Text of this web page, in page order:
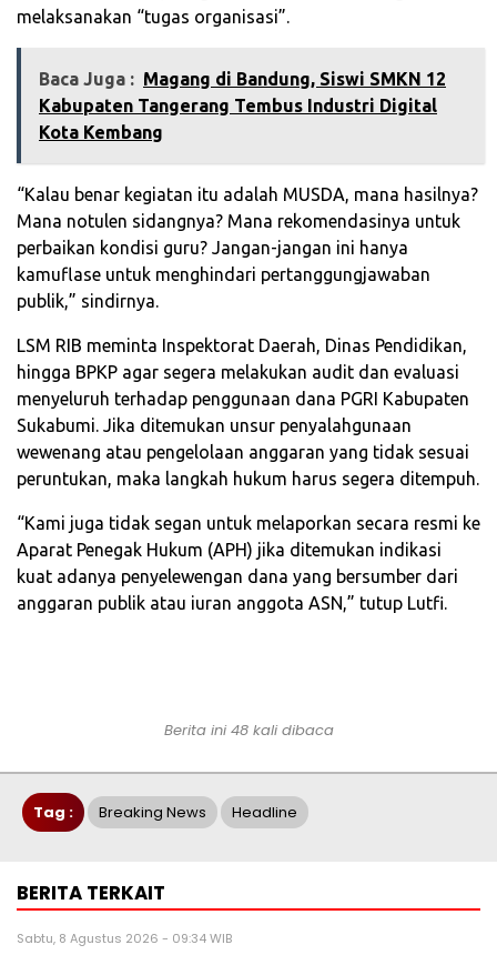
melaksanakan “tugas organisasi”.
Baca Juga : Magang di Bandung, Siswi SMKN 12
Kabupaten Tangerang Tembus Industri Digital
Kota Kembang
“Kalau benar kegiatan itu adalah MUSDA, mana hasilnya?
Mana notulen sidangnya? Mana rekomendasinya untuk
perbaikan kondisi guru? Jangan-jangan ini hanya
kamuflase untuk menghindari pertanggungjawaban
publik,” sindirnya.
LSM RIB meminta Inspektorat Daerah, Dinas Pendidikan,
hingga BPKP agar segera melakukan audit dan evaluasi
menyeluruh terhadap penggunaan dana PGRI Kabupaten
Sukabumi. Jika ditemukan unsur penyalahgunaan
wewenang atau pengelolaan anggaran yang tidak sesuai
peruntukan, maka langkah hukum harus segera ditempuh.
“Kami juga tidak segan untuk melaporkan secara resmi ke
Aparat Penegak Hukum (APH) jika ditemukan indikasi
kuat adanya penyelewengan dana yang bersumber dari
anggaran publik atau iuran anggota ASN,” tutup Lutfi.
Berita ini 48 kali dibaca
Tag : Breaking News Headline
BERITA TERKAIT
Sabtu, 8 Agustus 2026 - 09:34 WIB